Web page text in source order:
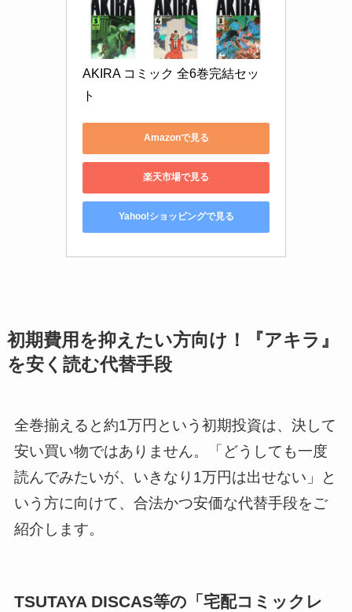
AKIRA コミック 全6巻完結セッ
ト
Amazonで見る
楽天市場で見る
Yahoo!ショッピングで見る
初期費用を抑えたい方向け！『アキラ』
を安く読む代替手段
全巻揃えると約1万円という初期投資は、決して
安い買い物ではありません。「どうしても一度
読んでみたいが、いきなり1万円は出せない」と
いう方に向けて、合法かつ安価な代替手段をご
紹介します。
TSUTAYA DISCAS等の「宅配コミックレ